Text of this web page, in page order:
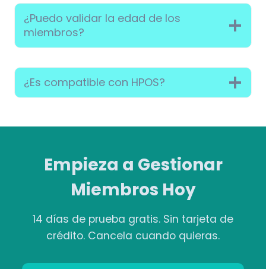
¿Puedo validar la edad de los
miembros?
¿Es compatible con HPOS?
Empieza a Gestionar
Miembros Hoy
14 días de prueba gratis. Sin tarjeta de
crédito. Cancela cuando quieras.